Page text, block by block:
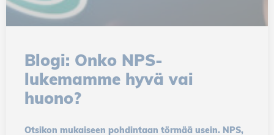
Blogi: Onko NPS-
lukemamme hyvä vai
huono?
Otsikon mukaiseen pohdintaan törmää usein. NPS,